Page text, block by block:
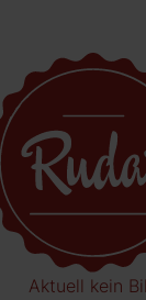
Aktuell kein